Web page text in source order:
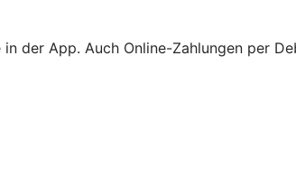
der App. Auch Online-Zahlungen per